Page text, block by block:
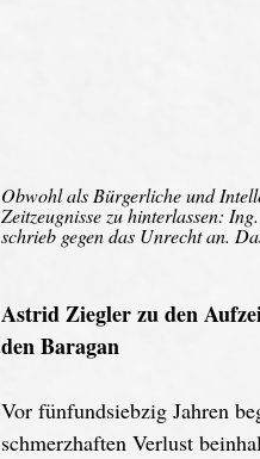
Obwohl als Bürgerliche und
Zeitzeugnisse zu hinterlassen:
schrieb gegen das Unrecht an.
Astrid Ziegler zu den
den Baragan
Vor fünfundsiebzig Jahren
schmerzhaften Verlust